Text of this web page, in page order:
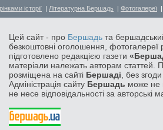
історії | Літературна Бершадь | Фотогалереї
Цей сайт - про Бершадь та
безкоштовні оголошення, фотогалереї
підготовлено редакцією газети
матеріали належать авторам статтей.
розміщена на сайті Бершаді , без
Адміністрація сайту Бершадь може не
не несе відповідальності за авторські